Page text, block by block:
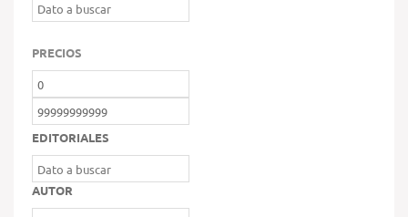
PRECIOS
EDITORIALES
AUTOR